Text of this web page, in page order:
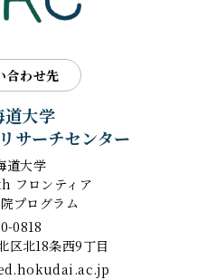
合わせ先
道大学
サーチセンター
道大学
フロンティア
プログラム
0818
区北18条西9丁目